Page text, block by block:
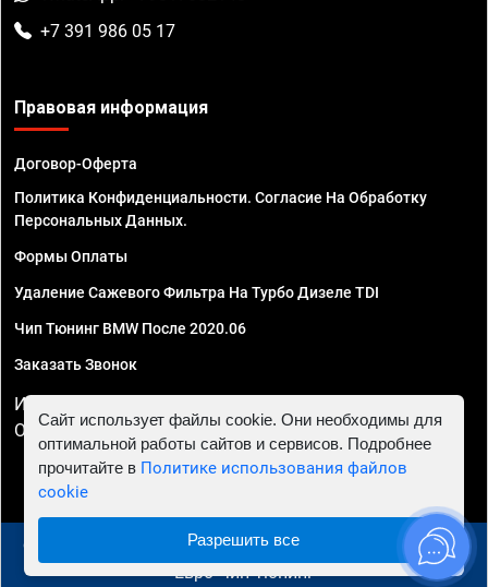
+7 391 986 05 17
Правовая информация
Договор-Оферта
Политика Конфиденциальности. Согласие На Обработку
Персональных Данных.
Формы Оплаты
Удаление Сажевого Фильтра На Турбо Дизеле TDI
Чип Тюнинг BMW После 2020.06
Заказать Звонок
ИП Смирнов Георгий Павлович. ИНН 781302555843,
ОГРНИП 324470400032610
© 2010 - 2026 Чип тюнинг в Красноярске - Автосервис
"Евро Чип Тюнинг"
Сайт использует файлы cookie. Они необходимы для
оптимальной работы сайтов и сервисов. Подробнее
прочитайте в Политике использования файлов
cookie
Разрешить все